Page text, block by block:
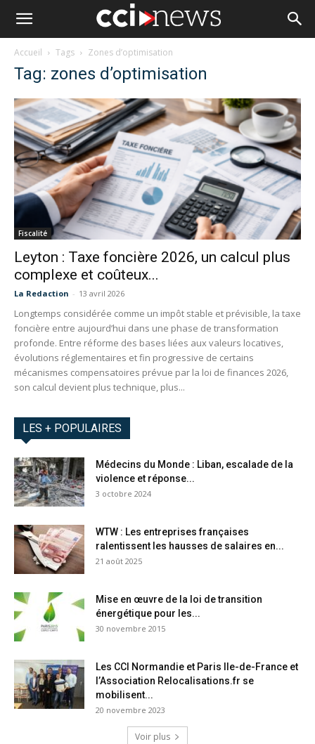
Accueil Tags Zones d’optimisation
Tag: zones d’optimisation
Fiscalité
Leyton : Taxe foncière 2026, un calcul plus
complexe et coûteux...
La Redaction - 13 avril 2026
Longtemps considérée comme un impôt stable et prévisible, la taxe
foncière entre aujourd’hui dans une phase de transformation
profonde. Entre réforme des bases liées aux valeurs locatives,
évolutions réglementaires et fin progressive de certains
mécanismes compensatoires prévue par la loi de finances 2026,
son calcul devient plus technique, plus...
LES + POPULAIRES
Médecins du Monde : Liban, escalade de la
violence et réponse...
3 octobre 2024
WTW : Les entreprises françaises
ralentissent les hausses de salaires en...
21 août 2025
Mise en œuvre de la loi de transition
énergétique pour les...
30 novembre 2015
Les CCI Normandie et Paris Ile-de-France et
l’Association Relocalisations.fr se
mobilisent...
20 novembre 2023
Voir plus